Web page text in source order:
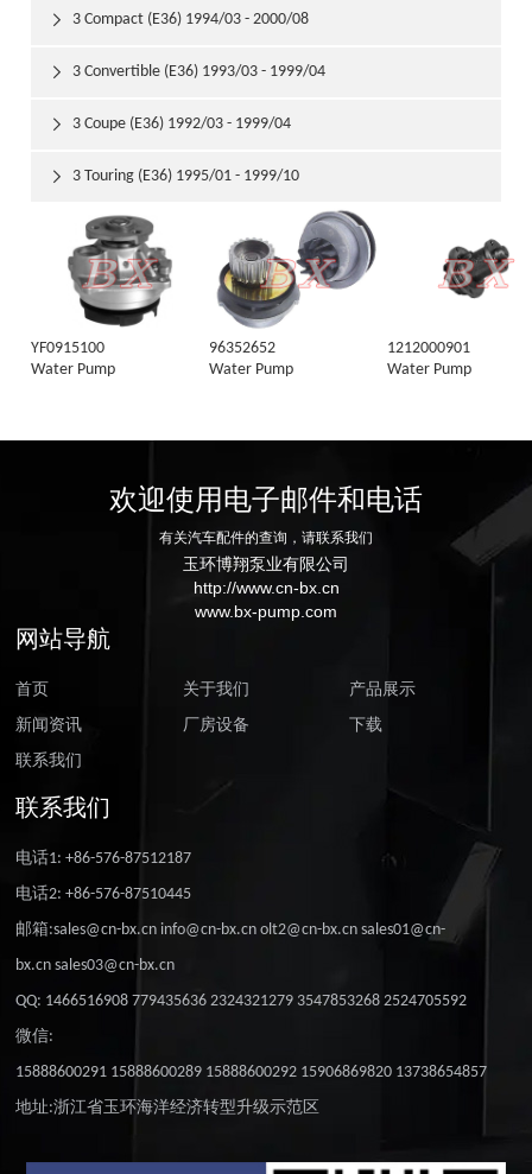
3 Compact (E36) 1994/03 - 2000/08

3 Convertible (E36) 1993/03 - 1999/04

3 Coupe (E36) 1992/03 - 1999/04

3 Touring (E36) 1995/01 - 1999/10

YF0915100
Water Pump
96352652
Water Pump
1212000901
Water Pump
欢迎使用电子邮件和电话
有关汽车配件的查询，请联系我们
玉环博翔泵业有限公司
http://www.cn-bx.cn
www.bx-pump.com
网站导航
首页 关于我们
产品展示
新闻资讯
厂房设备
下载
联系我们
联系我们
电话1: +86-576-87512187
电话2: +86-576-87510445
邮箱:sales@cn-bx.cn info@cn-bx.cn olt2@cn-bx.cn sales01@cn-
bx.cn sales03@cn-bx.cn
QQ: 1466516908 779435636 2324321279 3547853268 2524705592
微信:
15888600291 15888600289 15888600292 15906869820 13738654857
地址:浙江省玉环海洋经济转型升级示范区